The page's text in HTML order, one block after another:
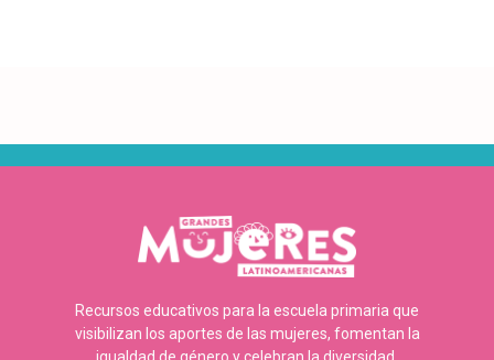
Recursos educativos para la escuela primaria que
visibilizan los aportes de las mujeres, fomentan la
igualdad de género y celebran la diversidad.